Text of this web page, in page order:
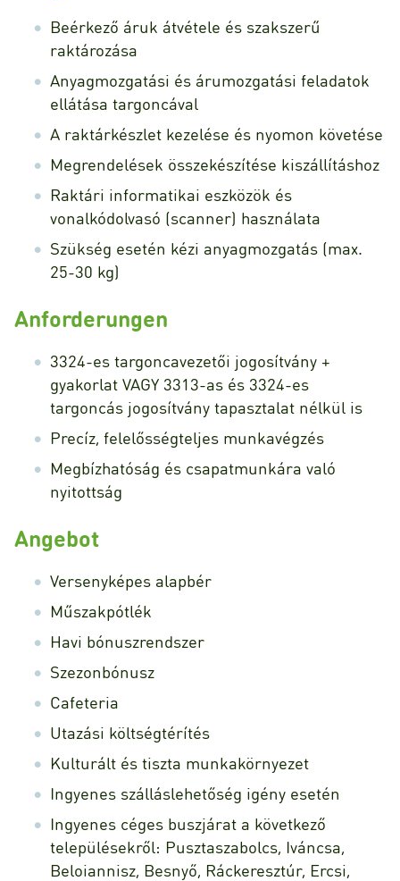
Beérkező áruk átvétele és szakszerű
raktározása
Anyagmozgatási és árumozgatási feladatok
ellátása targoncával
A raktárkészlet kezelése és nyomon követése
Megrendelések összekészítése kiszállításhoz
Raktári informatikai eszközök és
vonalkódolvasó (scanner) használata
Szükség esetén kézi anyagmozgatás (max.
25-30 kg)
Anforderungen
3324-es targoncavezetői jogosítvány +
gyakorlat VAGY 3313-as és 3324-es
targoncás jogosítvány tapasztalat nélkül is
Precíz, felelősségteljes munkavégzés
Megbízhatóság és csapatmunkára való
nyitottság
Angebot
Versenyképes alapbér
Műszakpótlék
Havi bónuszrendszer
Szezonbónusz
Cafeteria
Utazási költségtérítés
Kulturált és tiszta munkakörnyezet
Ingyenes szálláslehetőség igény esetén
Ingyenes céges buszjárat a következő
településekről: Pusztaszabolcs, Iváncsa,
Beloiannisz, Besnyő, Ráckeresztúr, Ercsi,